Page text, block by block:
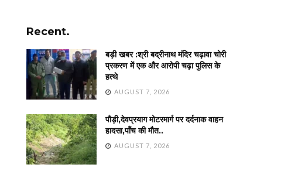
Recent.
बड़ी खबर :श्री बद्रीनाथ मंदिर चढ़ावा चोरी
प्रकरण में एक और आरोपी चढ़ा पुलिस के
हत्थे
AUGUST 7, 2026
पौड़ी,देवप्रयाग मोटरमार्ग पर दर्दनाक वाहन
हादसा,पाँच की मौत..
AUGUST 7, 2026